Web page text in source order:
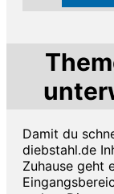
Damit du
diebstahl.de
Zuhause geht